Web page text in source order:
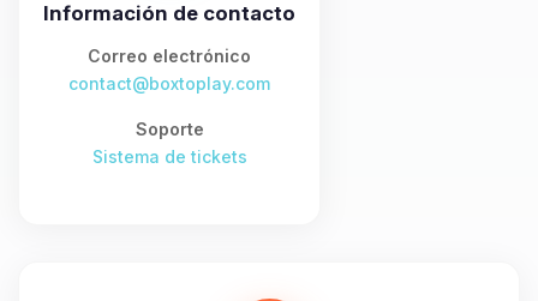
Información de contacto
Correo electrónico
contact@boxtoplay.com
Soporte
Sistema de tickets